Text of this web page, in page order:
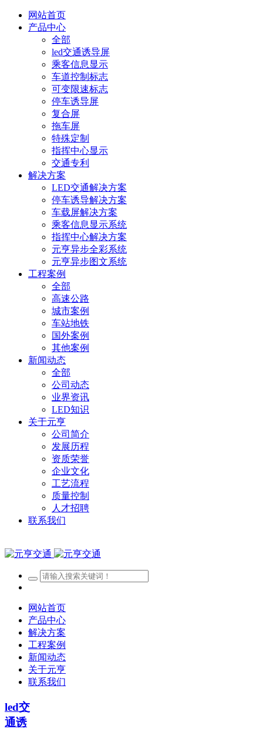
网站首页
产品中心
全部
led交通诱导屏
乘客信息显示
车道控制标志
可变限速标志
停车诱导屏
复合屏
拖车屏
特殊定制
指挥中心显示
交通专利
解决方案
LED交通解决方案
停车诱导解决方案
车载屏解决方案
乘客信息显示系统
指挥中心解决方案
元亨异步全彩系统
元亨异步图文系统
工程案例
全部
高速公路
城市案例
车站地铁
国外案例
其他案例
新闻动态
全部
公司动态
业界资讯
LED知识
关于元亨
公司简介
发展历程
资质荣誉
企业文化
工艺流程
质量控制
人才招聘
联系我们
网站首页
产品中心
解决方案
工程案例
新闻动态
关于元亨
联系我们
led交
通诱